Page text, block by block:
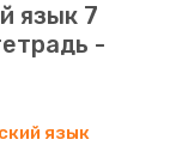
язык 7
-
язык